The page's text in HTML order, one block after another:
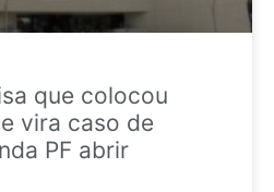
que colocou
vira caso de
PF abrir